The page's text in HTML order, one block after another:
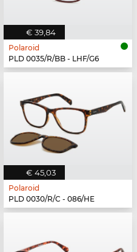
€ 39,84
Polaroid
PLD 0035/R/BB - LHF/G6
€ 45,03
Polaroid
PLD 0030/R/C - 086/HE